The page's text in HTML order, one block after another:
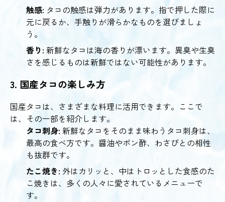
触感: タコの触感は弾力があります。指で押した際に
元に戻るか、手触りが滑らかなものを選びましょ
う。
香り: 新鮮なタコは海の香りが漂います。異臭や生臭
さを感じるものは新鮮ではない可能性があります。
3. 国産タコの楽しみ方
国産タコは、さまざまな料理に活用できます。ここで
は、その一部を紹介します。
タコ刺身: 新鮮なタコをそのまま味わうタコ刺身は、
最高の食べ方です。醤油やポン酢、わさびとの相性
も抜群です。
たこ焼き: 外はカリッと、中はトロッとした食感のた
こ焼きは、多くの人々に愛されているメニューで
す。